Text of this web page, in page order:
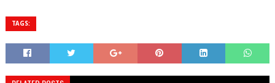
TAGS: